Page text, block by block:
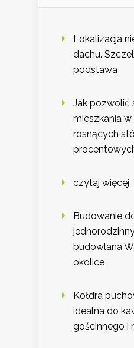
Lokalizacja
dachu.
podstawa
Jak pozwolić
mieszkania
rosnących
czytaj więcej
Budowanie
budowlana
okolice
Kołdra
idealna do
gościnnego i